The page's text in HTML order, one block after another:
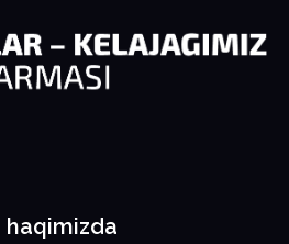
haqimizda